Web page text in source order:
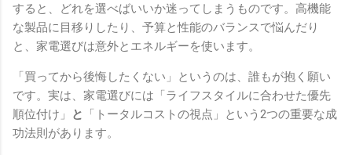
すると、どれを選べばいいか迷ってしまうものです。高機能
な製品に目移りしたり、予算と性能のバランスで悩んだり
と、家電選びは意外とエネルギーを使います。
「買ってから後悔したくない」というのは、誰もが抱く願い
です。実は、家電選びには「ライフスタイルに合わせた優先
順位付け」
と
「トータルコストの視点」という2つの重要な成
功法則があります。